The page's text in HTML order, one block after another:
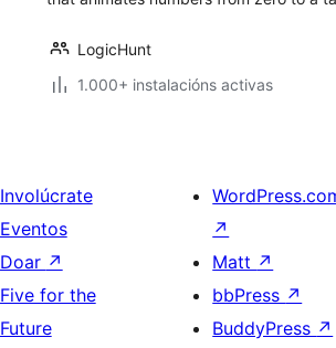
LogicHunt
1.000+ instalacións activas
Involúcrate
Eventos
Doar ↗
Five for the
Future
↗
Matt ↗
bbPress ↗
BuddyPress ↗